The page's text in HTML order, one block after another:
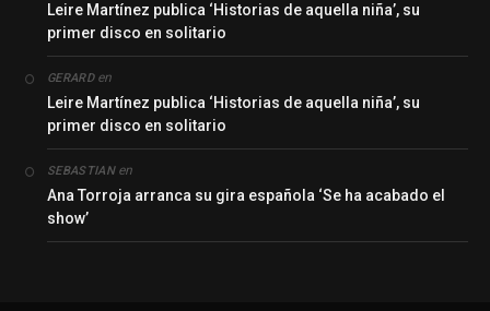
Leire Martínez publica ‘Historias de aquella niña’, su
primer disco en solitario
GERARDen
Leire Martínez publica ‘Historias de aquella niña’, su
primer disco en solitario
SEBASTIANen
Ana Torroja arranca su gira española ‘Se ha acabado el
show’